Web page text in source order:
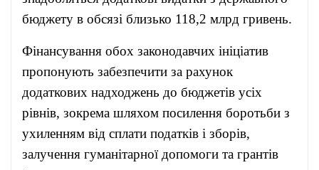
бюджету в обсязі близько 118,2 млрд гривень.
Фінансування обох законодавчих ініціатив
пропонують забезпечити за рахунок
додаткових надходжень до бюджетів усіх
рівнів, зокрема шляхом посилення боротьби з
ухиленням від сплати податків і зборів,
залучення гуманітарної допомоги та грантів